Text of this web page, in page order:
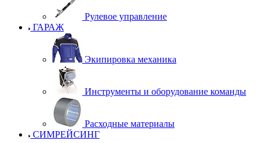
Рулевое управление
ГАРАЖ
Экипировка механика
Инструменты и оборудование команды
Расходные материалы
СИМРЕЙСИНГ